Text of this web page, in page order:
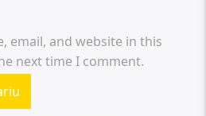
email, and website in this
next time I comment.